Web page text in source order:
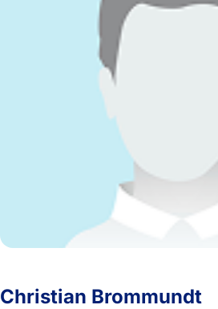
Christian Brommundt